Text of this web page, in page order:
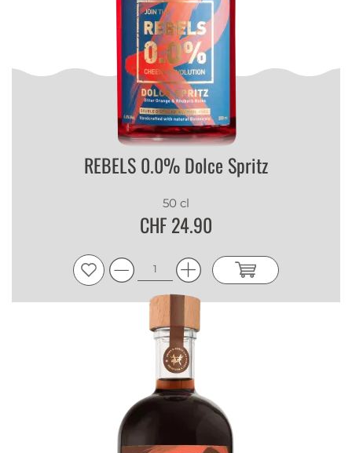
REBELS 0.0% Dolce Spritz
50 cl
CHF 24.90